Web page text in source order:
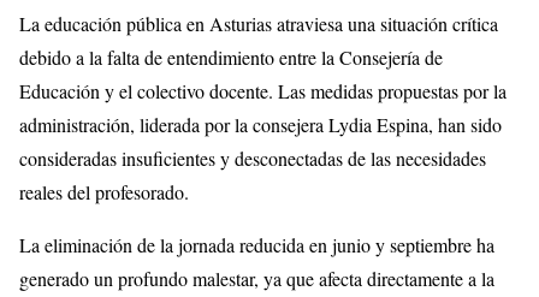
La educación pública en Asturias atraviesa una situación crítica
debido a la falta de entendimiento entre la Consejería de
Educación y el colectivo docente. Las medidas propuestas por la
administración, liderada por la consejera Lydia Espina, han sido
consideradas insuficientes y desconectadas de las necesidades
reales del profesorado.
La eliminación de la jornada reducida en junio y septiembre ha
generado un profundo malestar, ya que afecta directamente a la